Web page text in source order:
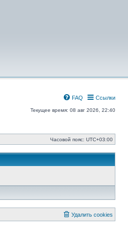
Ссылки
FAQ
Текущее время: 08 авг 2026, 22:40
Часовой пояс: UTC+03:00
Удалить cookies